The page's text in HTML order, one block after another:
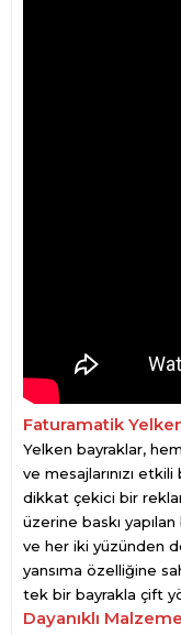
Faturamatik
Yelken bayraklar,
ve mesajlarınızı
dikkat çekici bir
üzerine baskı
ve her iki yüzünden
yansıma özelliğine
tek bir bayrakla çift
Dayanıklı